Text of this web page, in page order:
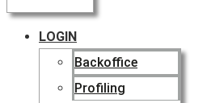
LOGIN
Backoffice
Profiling